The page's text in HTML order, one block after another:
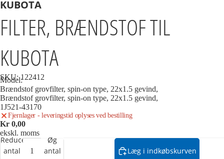
KUBOTA
FILTER, BRÆNDSTOF TIL
KUBOTA
SKU:122412
Model:
Brændstof grovfilter, spin-on type, 22x1.5 gevind,
Brændstof grovfilter, spin-on type, 22x1.5 gevind,
1J521-43170
Fjernlager - leveringstid oplyses ved bestilling
Kr 0,00
ekskl. moms
Reducer
antal
Øg
antal
Læg i indkøbskurven